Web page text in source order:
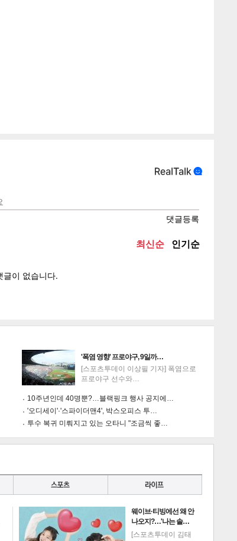
인쇄 목록
'폭염 영향' 프로야구, 9일까…
[스포츠투데이 이상필 기자] 폭염으로
프로야구 선수와…
10주년인데 40명뿐?…블랙핑크 행사 공지에…
'오디세이'·'스파이더맨4', 박스오피스 투…
투수 복귀 미뤄지고 있는 오타니 "조금씩 좋…
웨이브·티빙에선 왜 안
나오지?…'나는 솔…
[스포츠투데이 김태